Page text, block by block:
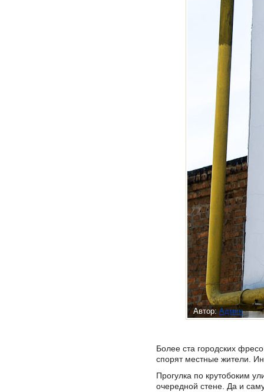
Автор:Админ
Более ста городских
спорят местные жители.
Прогулка по крутобоким
очередной стене. Да и